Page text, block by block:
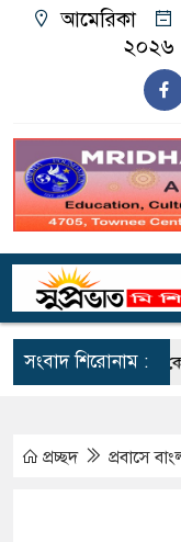
আমেরিকা
২০২৬
সংবাদ শিরোনাম :
ই. কোলাই বৃদ্ধি,
প্রচ্ছদ প্রবাসে